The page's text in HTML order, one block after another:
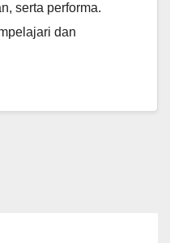
serta performa.
dan